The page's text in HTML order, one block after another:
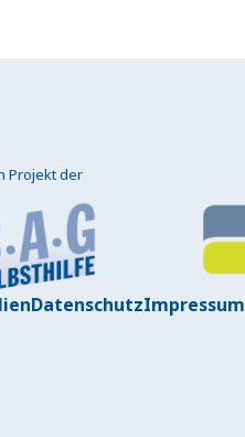
Projekt der
DatenschutzImpressum